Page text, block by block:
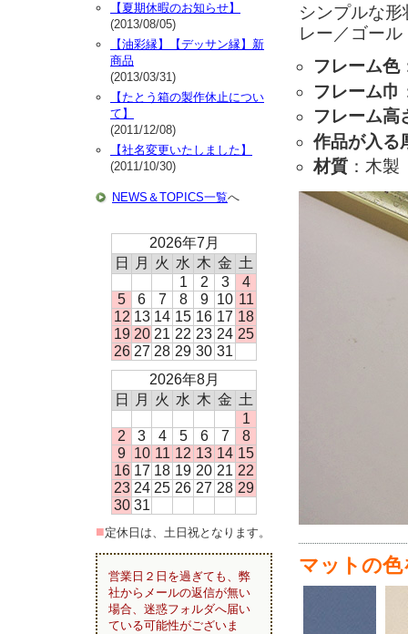
シンプルな
レー／ゴール
フレーム色
フレーム巾
フレーム高
作品が入る
材質 ：木製
マットの
【夏期休暇のお知らせ】
(2013/08/05)
【油彩縁】【デッサン縁】新
商品
(2013/03/31)
【たとう箱の製作休止につい
て】
(2011/12/08)
【社名変更いたしました】
(2011/10/30)
NEWS＆TOPICS一覧へ
2026年7月
日
月 火 水 木 金 土
1
2 3
4
5
6 7 8 9 10 11
12 13 14 15 16 17 18
19 20 21 22 23 24 25
26 27 28 29 30 31
2026年8月
日
月 火 水 木 金 土
1
2
3 4 5 6 7
8
9 10 11 12 13 14 15
16 17 18 19 20 21 22
23 24 25 26 27 28 29
30 31
■定休日は、土日祝となります。
営業日２日を過ぎても、弊
社からメールの返信が無い
場合、迷惑フォルダへ届い
ている可能性がございま